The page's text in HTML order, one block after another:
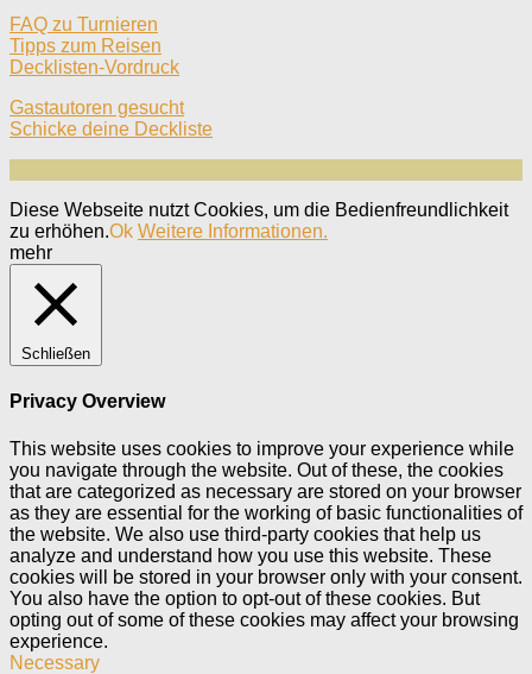
FAQ zu Turnieren
Tipps zum Reisen
Decklisten-Vordruck
Gastautoren gesucht
Schicke deine Deckliste
Diese Webseite nutzt Cookies, um die Bedienfreundlichkeit
zu erhöhen.Ok Weitere Informationen.
mehr
Schließen
Privacy Overview
This website uses cookies to improve your experience while
you navigate through the website. Out of these, the cookies
that are categorized as necessary are stored on your browser
as they are essential for the working of basic functionalities of
the website. We also use third-party cookies that help us
analyze and understand how you use this website. These
cookies will be stored in your browser only with your consent.
You also have the option to opt-out of these cookies. But
opting out of some of these cookies may affect your browsing
experience.
Necessary